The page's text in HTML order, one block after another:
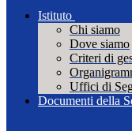
Istituto
Chi siamo
Dove siamo
Criteri di
Uffici di
Documenti della